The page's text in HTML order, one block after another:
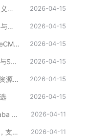
凡科互动游戏源码，H5营销小游戏，支持自定义奖品与分享 2026-04-15
兔展H5页面源码解析：打造移动端活动邀请函与宣传页的利器 2026-04-15
织梦CMS模板源码详解：新手也能上手的DedeCMS二次开发与建站指南 2026-04-15
企业建站新选择：易优CMS模板源码的多语言与SEO优势 2026-04-15
苹果CMS模板源码，Maccms视频站点，影视资源站模板首选 2026-04-15
2026-04-15
MallCloud 商城源码：基于 SpringCloud Alibaba 的高并发电商系统深度解析 2026-04-11
weiidt-saas开源电商SaaS系统，Java社区版，支持多租户与插件化扩展 2026-04-11